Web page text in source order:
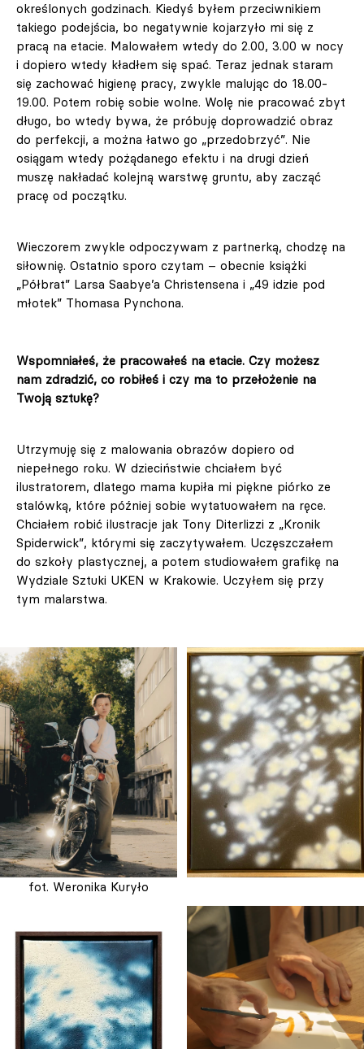
określonych godzinach. Kiedyś byłem przeciwnikiem
takiego podejścia, bo negatywnie kojarzyło mi się z
pracą na etacie. Malowałem wtedy do 2.00, 3.00 w nocy
i dopiero wtedy kładłem się spać. Teraz jednak staram
się zachować higienę pracy, zwykle malując do 18.00-
19.00. Potem robię sobie wolne. Wolę nie pracować zbyt
długo, bo wtedy bywa, że próbuję doprowadzić obraz
do perfekcji, a można łatwo go „przedobrzyć”. Nie
osiągam wtedy pożądanego efektu i na drugi dzień
muszę nakładać kolejną warstwę gruntu, aby zacząć
pracę od początku.
Wieczorem zwykle odpoczywam z partnerką, chodzę na
siłownię. Ostatnio sporo czytam – obecnie książki
„Półbrat” Larsa Saabye’a Christensena i „49 idzie pod
młotek” Thomasa Pynchona.
Wspomniałeś, że pracowałeś na etacie. Czy możesz
nam zdradzić, co robiłeś i czy ma to przełożenie na
Twoją sztukę?
Utrzymuję się z malowania obrazów dopiero od
niepełnego roku. W dzieciństwie chciałem być
ilustratorem, dlatego mama kupiła mi piękne piórko ze
stalówką, które później sobie wytatuowałem na ręce.
Chciałem robić ilustracje jak Tony Diterlizzi z „Kronik
Spiderwick”, którymi się zaczytywałem. Uczęszczałem
do szkoły plastycznej, a potem studiowałem grafikę na
Wydziale Sztuki UKEN w Krakowie. Uczyłem się przy
tym malarstwa.
fot. Weronika Kuryło